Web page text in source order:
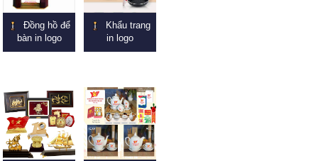
Đồng hồ để
bàn in logo
Khẩu trang
in logo